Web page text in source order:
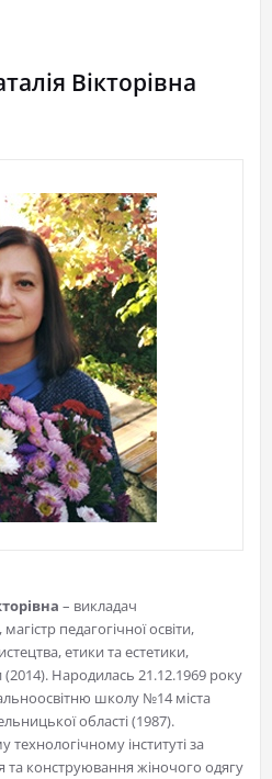
Вікторівна
– викладач
педагогічної освіти,
етики та естетики,
Народилась 21.12.1969 року
школу №14 міста
області (1987).
інституті за
та конструювання жіночого одягу